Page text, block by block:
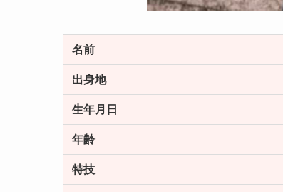
名前
出身地
生年月日
年齢
特技